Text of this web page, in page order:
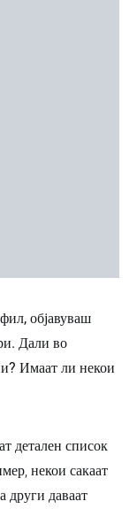
објавуваш
Дали во
Имаат ли некои
детален список
некои сакаат
други даваат